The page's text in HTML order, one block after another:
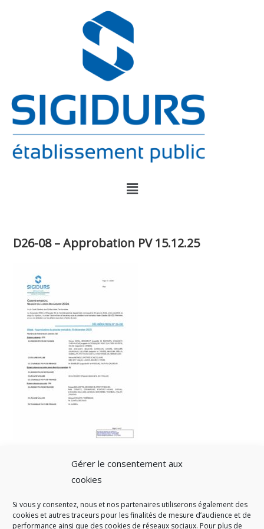
Gérer le consentement aux
cookies
Si vous y consentez, nous et nos partenaires utiliserons également des
cookies et autres traceurs pour les finalités de mesure d’audience et de
performance ainsi que des cookies de réseaux sociaux. Pour plus de
D26-08 – Approbation PV 15.12.25
A SAVOIR